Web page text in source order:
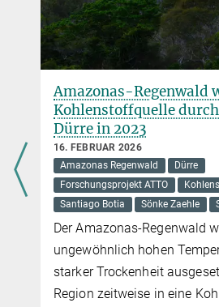
Amazonas-Regenwald
Kohlenstoffquelle
Dürre in 2023
16. FEBRUAR 2026
Amazonas Regenwald
Dürre
Forschungsprojekt ATTO
Santiago Botia
Sönke Zaehle
Der Amazonas-Regenwald
ungewöhnlich hohen
starker Trockenheit
Region zeitweise in eine